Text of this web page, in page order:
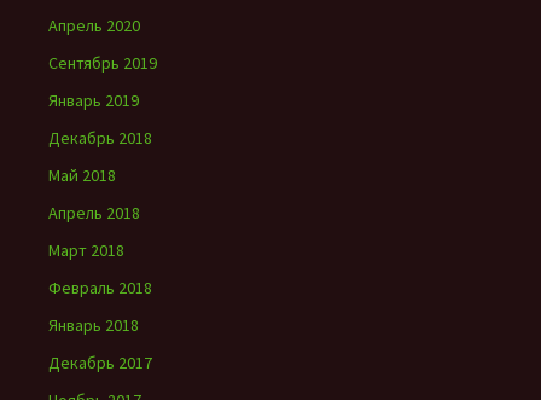
Апрель 2020
Сентябрь 2019
Январь 2019
Декабрь 2018
Май 2018
Апрель 2018
Март 2018
Февраль 2018
Январь 2018
Декабрь 2017